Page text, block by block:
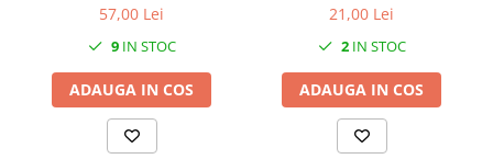
57,00 Lei
9IN STOC
ADAUGA IN COS
21,00 Lei
2IN STOC
ADAUGA IN COS